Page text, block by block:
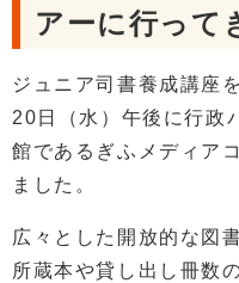
アーに行って
ジュニア司書養成講座
20日（水）午後に行政
館であるぎふメディア
ました。
広々とした開放的な図
所蔵本や貸し出し冊数